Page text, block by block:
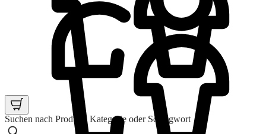
Suchen nach Produkt, Kategorie oder Schlagwort